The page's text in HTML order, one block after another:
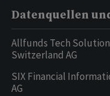
Datenquellen
Allfunds Tech
Switzerland AG
SIX Financial
AG